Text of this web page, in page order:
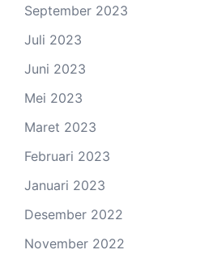
September 2023
Juli 2023
Juni 2023
Mei 2023
Maret 2023
Februari 2023
Januari 2023
Desember 2022
November 2022